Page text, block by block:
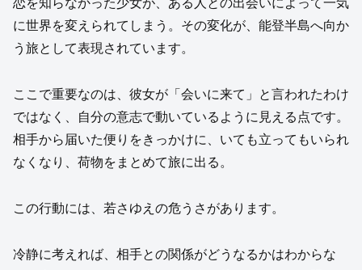
恋を知らなかった少女が、ある人との出会いによって一気
に世界を変えられてしまう。その変化が、能登半島へ向か
う旅として表現されています。
ここで重要なのは、彼女が「会いに来て」と言われたわけ
ではなく、自分の意志で動いているように見える点です。
相手から届いた便りをきっかけに、いても立ってもいられ
なくなり、荷物をまとめて旅に出る。
この行動には、若さゆえの危うさがあります。
冷静に考えれば、相手との関係がどうなるかはわからな